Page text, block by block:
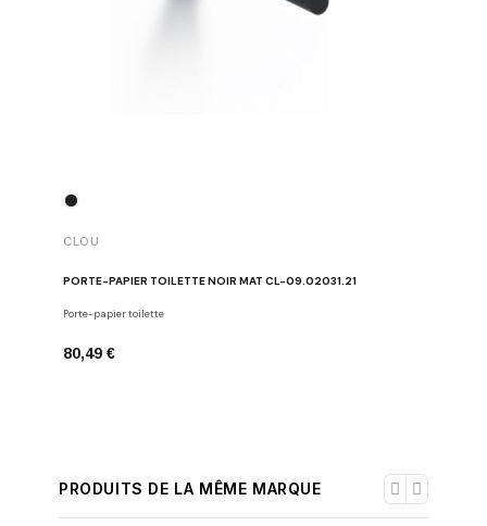
CLOU
PORTE-PAPIER TOILETTE NOIR MAT CL-09.02031.21
Porte-papier toilette
80,49 €
PRODUITS DE LA MÊME MARQUE